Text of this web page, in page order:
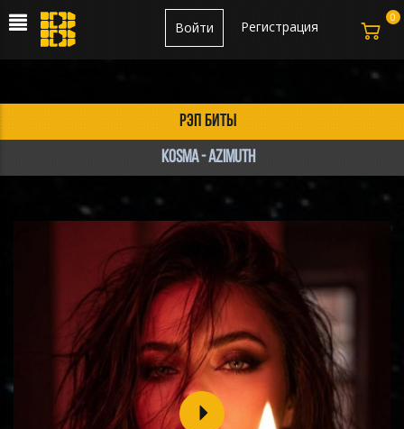
Регистрация
Войти
рэп биты
Kosma - Azimuth
0